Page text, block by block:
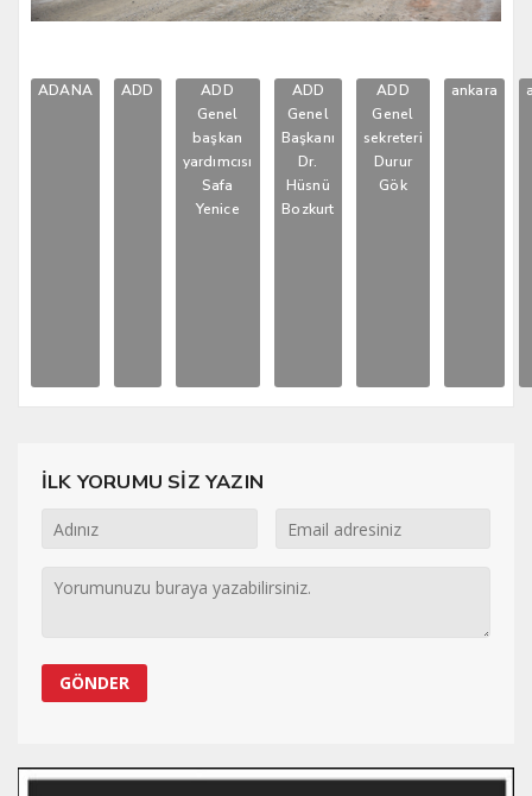
ADANA ADD
ADD
Genel
başkan
yardımcısı
Safa
Yenice
ADD
Genel
Başkanı
Dr.
Hüsnü
Bozkurt
ADD
Genel
sekreteri
Durur
Gök
ankara
İLK YORUMU SİZ YAZIN